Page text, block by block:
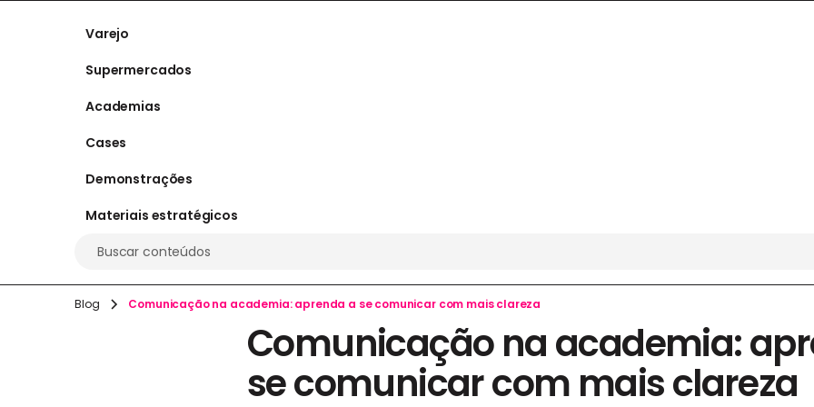
Varejo
Supermercados
Academias
Cases
Demonstrações
Materiais estratégicos
Buscar conteúdos
Blog Comunicação na academia: aprenda a se comunicar com mais clareza
Comunicação na academia:
se comunicar com mais clareza